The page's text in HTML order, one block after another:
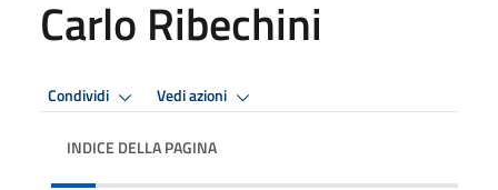
Carlo Ribechini
Condividi Vedi azioni
INDICE DELLA PAGINA